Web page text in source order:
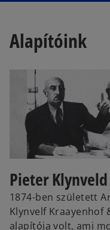
Alapítóink
Pieter Klynveld
1874-ben született
Klynvelf Kraayenhof
alapítója volt, ami